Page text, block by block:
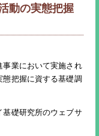
動の実態把握
事業において実施され
態把握に資する基礎調
基礎研究所のウェブサ